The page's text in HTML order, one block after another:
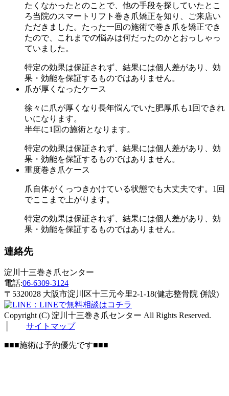
たくなかったとのことで、他の手段を探していたとこ
ろ当院のスマートリフト巻き爪矯正を知り、ご来店い
ただきました。たった一回の施術で巻き爪を矯正でき
たので、これまでの悩みは何だったのかとおっしゃっ
ていました。
特定の効果は保証されず、結果には個人差があり、効
果・効能を保証するものではありません。
爪が厚くなったケース
徐々に爪が厚くなり長年悩んでいた肥厚爪も1回できれ
いになります。
半年に1回の施術となります。
特定の効果は保証されず、結果には個人差があり、効
果・効能を保証するものではありません。
重度巻き爪ケース
爪自体がくっつきかけている状態でも大丈夫です。1回
でここまで上がります。
特定の効果は保証されず、結果には個人差があり、効
果・効能を保証するものではありません。
連絡先
淀川十三巻き爪センター
電話:06-6309-3124
〒5320028 大阪市淀川区十三元今里2-1-18(健志整骨院 併設)
：LINEで無料相談はコチラ
Copyright (C) 淀川十三巻き爪センター All Rights Reserved.
サイトマップ
■■■施術は予約優先です■■■